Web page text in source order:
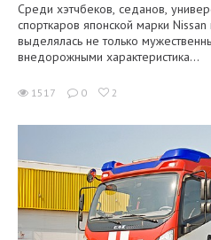
Среди хэтчбеков, седанов,
спорткаров японской марки
выделялась не только
внедорожными характеристика...
1517 0 2